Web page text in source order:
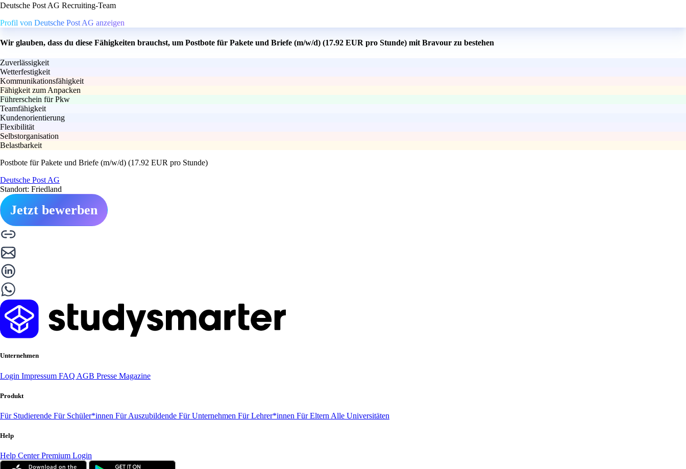
Deutsche Post AG Recruiting-Team
Profil von Deutsche Post AG anzeigen
Wir glauben, dass du diese Fähigkeiten brauchst, um Postbote für Pakete und Briefe (m/w/d) (17.92 EUR pro Stunde) mit Bravour zu bestehen
Zuverlässigkeit
Wetterfestigkeit
Kommunikationsfähigkeit
Fähigkeit zum Anpacken
Führerschein für Pkw
Teamfähigkeit
Kundenorientierung
Flexibilität
Selbstorganisation
Belastbarkeit
Postbote für Pakete und Briefe (m/w/d) (17.92 EUR pro Stunde)
Deutsche Post AG
Standort: Friedland
Jetzt bewerben
Unternehmen
Login Impressum FAQ AGB Presse Magazine
Produkt
Für Studierende Für Schüler*innen Für Auszubildende Für Unternehmen Für Lehrer*innen Für Eltern Alle Universitäten
Help
Help CenterPremium Login